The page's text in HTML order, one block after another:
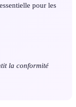
pour les
la conformité